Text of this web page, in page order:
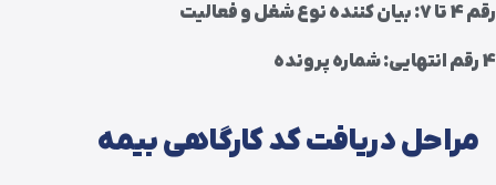
رقم 4 تا 7: بیان کننده نوع شغل و فعالیت
4 رقم انتهایی: شماره پرونده
مراحل دریافت کد کارگاهی بیمه